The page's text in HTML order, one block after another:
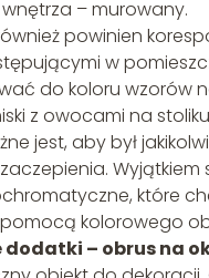
– murowany.
powinien
w
do koloru wzorów
z owocami na stoliku
jest, aby był
Wyjątkiem
które
kolorowego
– obrus na